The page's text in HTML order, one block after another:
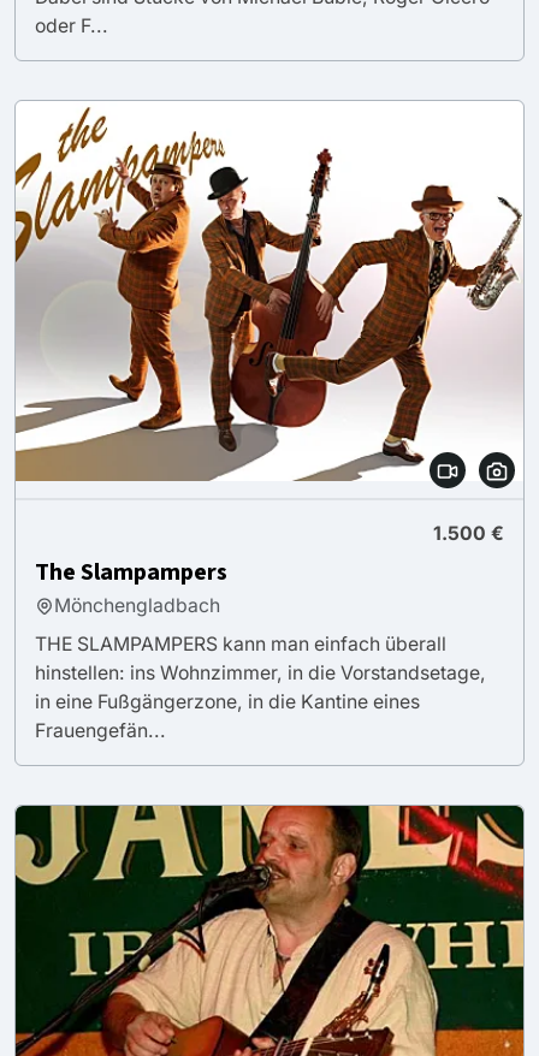
oder F...
1.500 €
The Slampampers
Mönchengladbach
THE SLAMPAMPERS kann man einfach überall
hinstellen: ins Wohnzimmer, in die Vorstandsetage,
in eine Fußgängerzone, in die Kantine eines
Frauengefän...